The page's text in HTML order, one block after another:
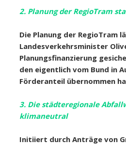
2. Planung der RegioTram
Die Planung der RegioTram
Landesverkehrsminister
Planungsfinanzierung
den eigentlich vom Bund in
Förderanteil übernommen
3. Die städteregionale
klimaneutral
Initiiert durch Anträge von